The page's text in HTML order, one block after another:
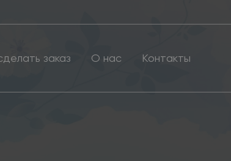
заказ О нас Контакты